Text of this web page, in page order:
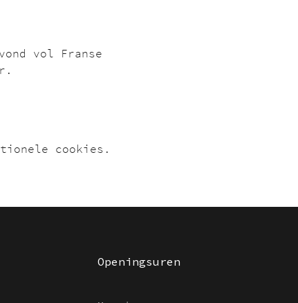
vol Franse
cookies.
Openingsuren